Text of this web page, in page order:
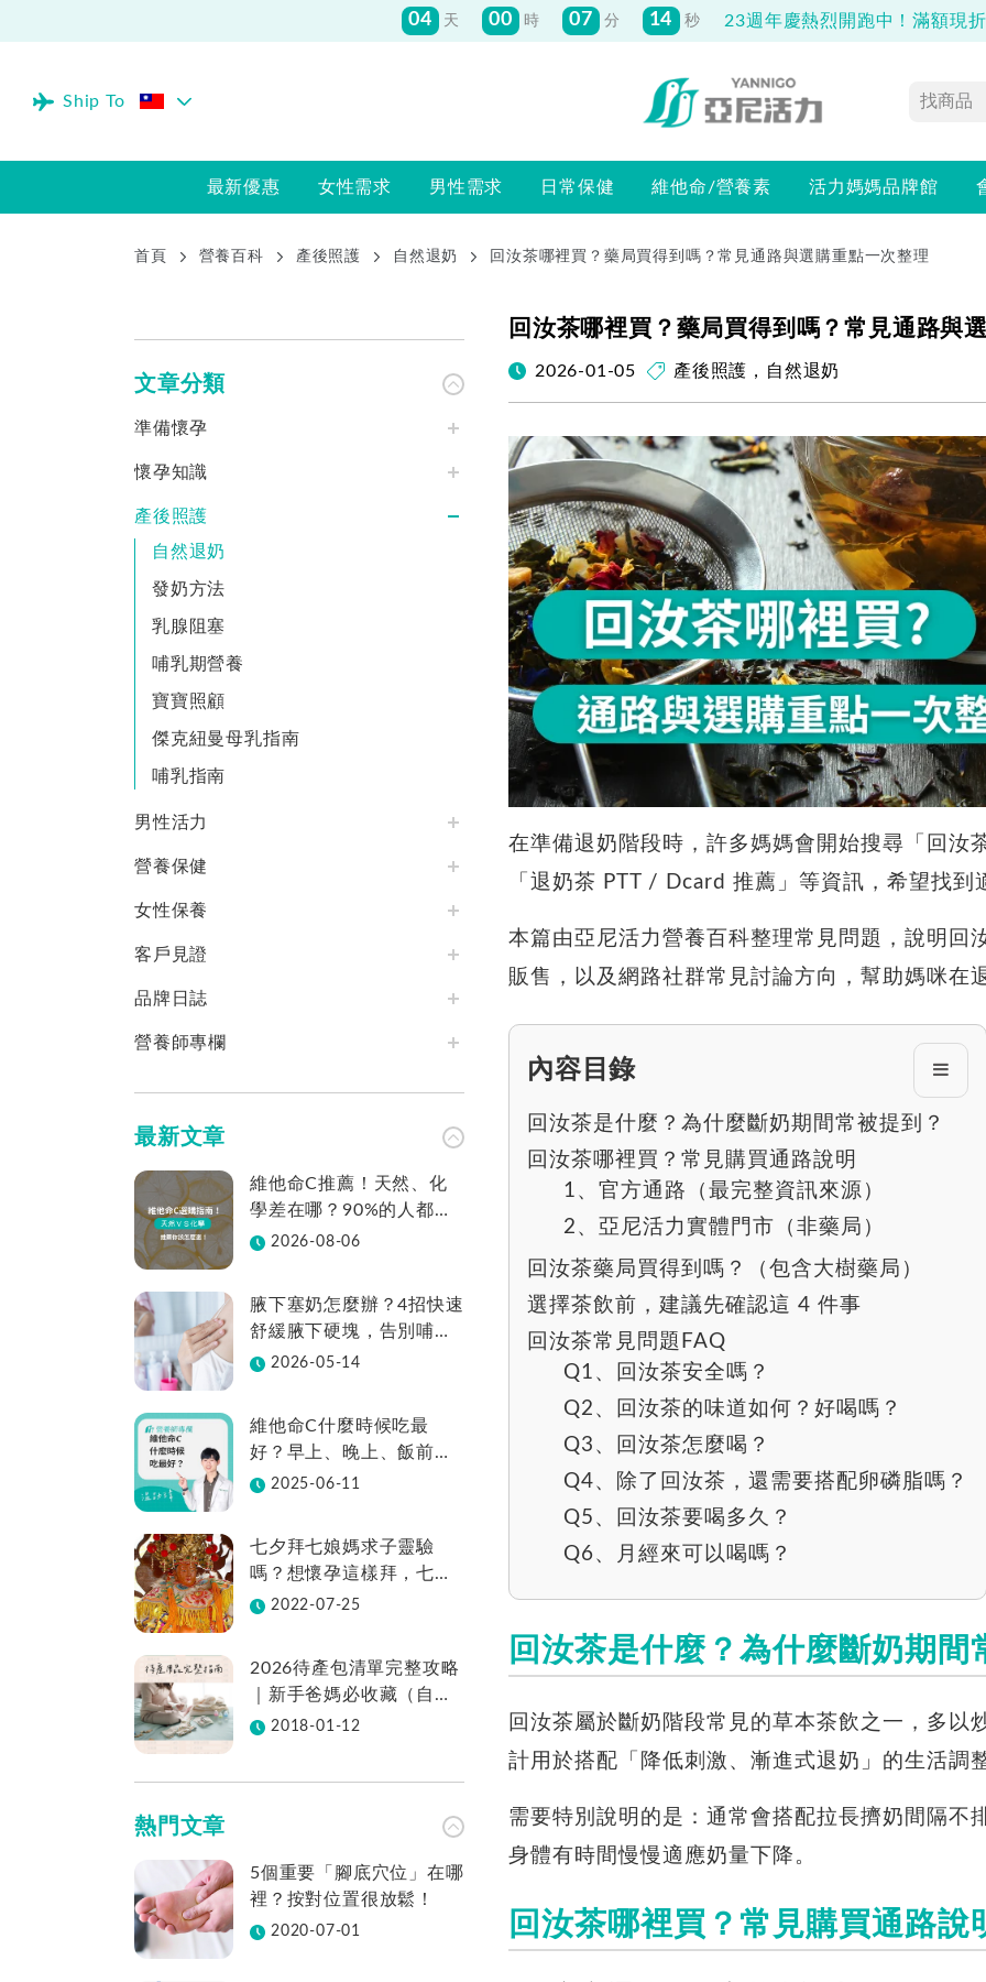
先付款滿800元免運！註冊會員最高獲 150元抵用券
Ship To
最新優惠 女性需求 男性需求 日常保健 維他命/營養素 活力媽媽品牌館
首頁 營養百科 產後照護 自然退奶 回汝茶哪裡買？藥局買得到嗎？常見通路與選購重點一次整理
回汝茶哪裡買？藥局買得到嗎？常見通路與
2026-01-05 產後照護 ， 自然退奶
在準備退奶階段時，許多媽媽會開始搜尋「回汝
「退奶茶 PTT / Dcard 推薦」等資訊，希望找
本篇由亞尼活力營養百科整理常見問題，說明回
販售，以及網路社群常見討論方向，幫助媽咪在
內容目錄
回汝茶是什麼？為什麼斷奶期間常被提到？
回汝茶哪裡買？常見購買通路說明
1、官方通路（最完整資訊來源）
2、亞尼活力實體門市（非藥局）
回汝茶藥局買得到嗎？（包含大樹藥局）
選擇茶飲前，建議先確認這 4 件事
回汝茶常見問題FAQ
Q1、回汝茶安全嗎？
Q2、回汝茶的味道如何？好喝嗎？
Q3、回汝茶怎麼喝？
Q4、除了回汝茶，還需要搭配卵磷脂嗎？
Q5、回汝茶要喝多久？
Q6、月經來可以喝嗎？
回汝茶是什麼？為什麼斷奶期間
回汝茶屬於斷奶階段常見的草本茶飲之一，多以
計用於搭配「降低刺激、漸進式退奶」的生活調
需要特別說明的是：通常會搭配拉長擠奶間隔不
身體有時間慢慢適應奶量下降。
回汝茶哪裡買？常見購買通路說
文章分類
準備懷孕
懷孕知識
產後照護
自然退奶
發奶方法
乳腺阻塞
哺乳期營養
寶寶照顧
傑克紐曼母乳指南
哺乳指南
男性活力
營養保健
女性保養
客戶見證
品牌日誌
營養師專欄
最新文章
維他命C推薦！天然、化
學差在哪？90%的人都不
知道怎麼挑！帶你一次看
2026-08-06
腋下塞奶怎麼辦？4招快速
舒緩腋下硬塊，告別哺乳
疼痛2026-05-14
維他命C什麼時候吃最
好？早上、晚上、飯前、
飯後差在哪？
2025-06-11
七夕拜七娘媽求子靈驗
嗎？想懷孕這樣拜，七娘
媽拜法、供品、地點一次
2022-07-25
2026待產包清單完整攻略
｜新手爸媽必收藏（自然
產／剖腹產適用／表格免
2018-01-12
熱門文章
5個重要「腳底穴位」在哪
裡？按對位置很放鬆！
2020-07-01